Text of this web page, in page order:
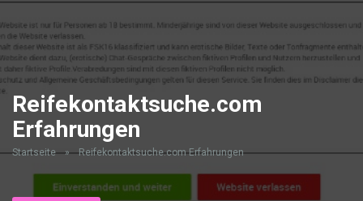
Reifekontaktsuche.com
Erfahrungen
Startseite » Reifekontaktsuche.com Erfahrungen